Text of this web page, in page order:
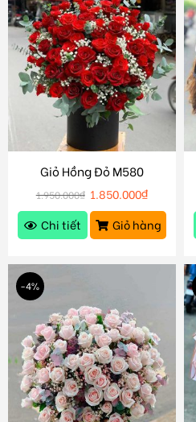
Giỏ Hồng Đỏ M580
1.950.000₫ 1.850.000₫
Chi tiết
Giỏ hàng
-4%